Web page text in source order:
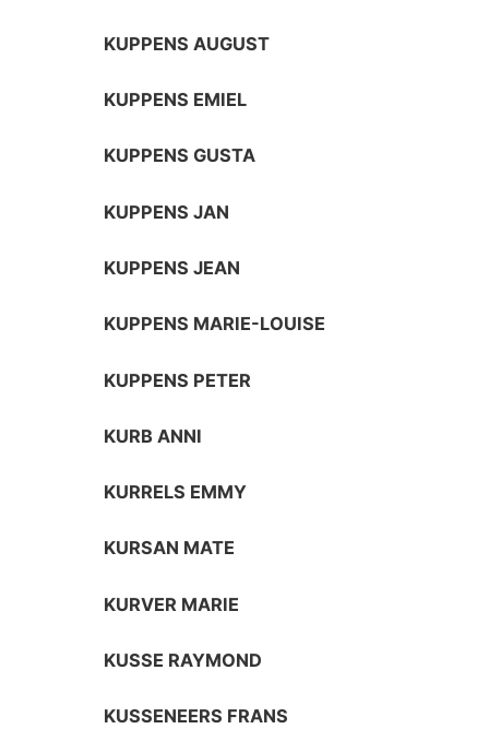
KUPPENS AUGUST
KUPPENS EMIEL
KUPPENS GUSTA
KUPPENS JAN
KUPPENS JEAN
KUPPENS MARIE-LOUISE
KUPPENS PETER
KURB ANNI
KURRELS EMMY
KURSAN MATE
KURVER MARIE
KUSSE RAYMOND
KUSSENEERS FRANS